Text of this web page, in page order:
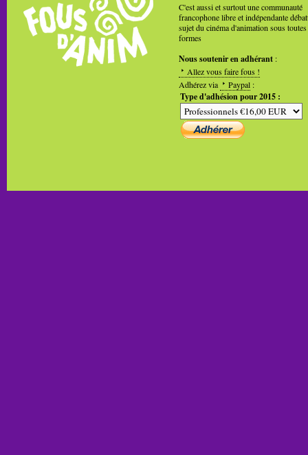
C'est aussi et surtout une communauté
francophone libre et indépendante
sujet du cinéma d'animation sous toutes
formes
Nous soutenir en adhérant :
Allez vous faire fous !
Adhérez via
Paypal :
Type d'adhésion pour 2015 :